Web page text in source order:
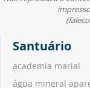
Santuário
academia marial
água mineral